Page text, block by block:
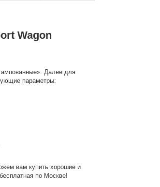
Wagon
Далее для
параметры:
вам купить хорошие и
по Москве!